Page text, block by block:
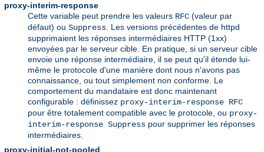
proxy-interim-response
Cette variable peut prendre les valeurs RFC (valeur par
défaut) ou Suppress. Les versions précédentes de httpd
supprimaient les réponses intermédiaires HTTP (1xx)
envoyées par le serveur cible. En pratique, si un serveur cible
envoie une réponse intermédiaire, il se peut qu'il étende lui-
même le protocole d'une manière dont nous n'avons pas
connaissance, ou tout simplement non conforme. Le
comportement du mandataire est donc maintenant
configurable : définissez proxy-interim-response RFC
pour être totalement compatible avec le protocole, ou proxy-
interim-response Suppress pour supprimer les réponses
intermédiaires.
proxy-initial-not-pooled